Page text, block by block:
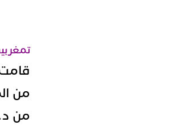
من
من